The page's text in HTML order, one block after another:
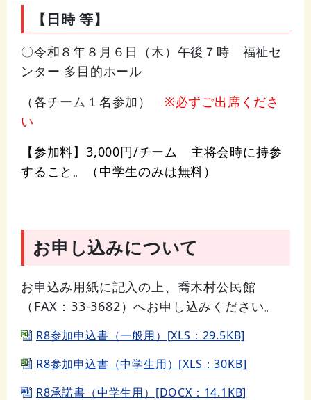
【日時 等】
〇令和８年８月６日（木）午後７時 福祉セ
ンター 多目的ホール
（各チーム１名参加） ※必ずご出席くださ
い
【参加料】3,000円/チーム 主将会時に持参
すること。（中学生のみは無料）
お申し込みについて
お申込み用紙に記入の上、喬木村公民館
（FAX：33-3682）へお申し込みください。
R8参加申込書（一般用）[XLS：29.5KB]
R8参加申込書（中学生用）[XLS：30KB]
R8承諾書（中学生用）[DOCX：14.1KB]